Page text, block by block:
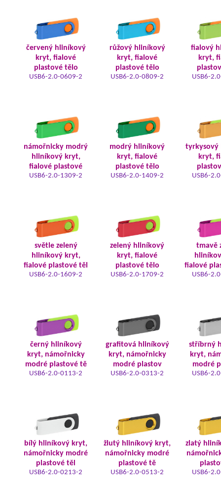
červený hliníkový
kryt, fialové
plastové tělo
USB6-2.0-0609-2
růžový hliníkový
kryt, fialové
plastové tělo
USB6-2.0-0809-2
fialový
kryt,
USB6-
námořnicky modrý
hliníkový kryt,
fialové plastové
USB6-2.0-1309-2
modrý hliníkový
kryt, fialové
plastové tělo
USB6-2.0-1409-2
tyrkysový
kryt,
USB6-
světle zelený
hliníkový kryt,
fialové plastové těl
USB6-2.0-1609-2
zelený hliníkový
kryt, fialové
plastové tělo
USB6-2.0-1709-2
tmavě
fialové
USB6-
černý hliníkový
kryt, námořnicky
modré plastové tě
USB6-2.0-0113-2
grafitová hliníkový
kryt, námořnicky
modré plastov
USB6-2.0-0313-2
stříbrný
kryt,
modré
USB6-
bílý hliníkový kryt,
námořnicky modré
plastové těl
USB6-2.0-0213-2
žlutý hliníkový kryt,
námořnicky modré
plastové tě
USB6-2.0-0513-2
zlatý
USB6-